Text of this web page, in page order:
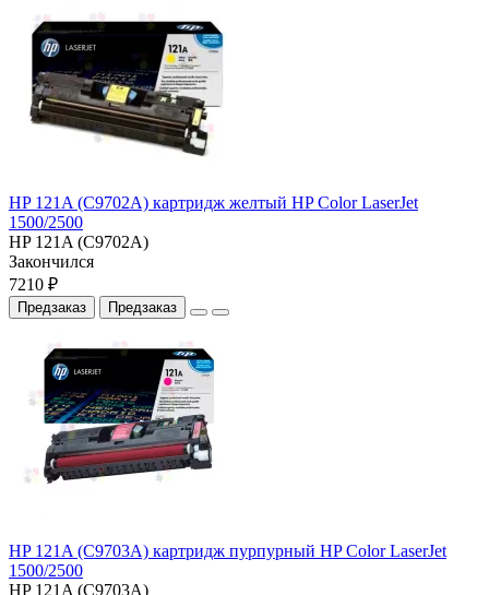
HP 121A (C9702A) картридж желтый HP Color LaserJet
1500/2500
HP 121A (C9702A)
Закончился
7210 ₽
Предзаказ Предзаказ
HP 121A (C9703A) картридж пурпурный HP Color LaserJet
1500/2500
HP 121A (C9703A)